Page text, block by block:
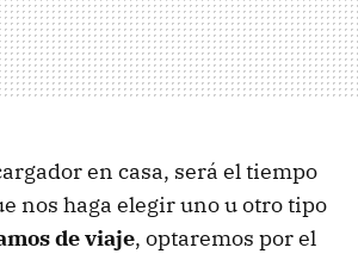
en casa, será el tiempo
nos haga elegir uno u otro tipo
de viaje, optaremos por el